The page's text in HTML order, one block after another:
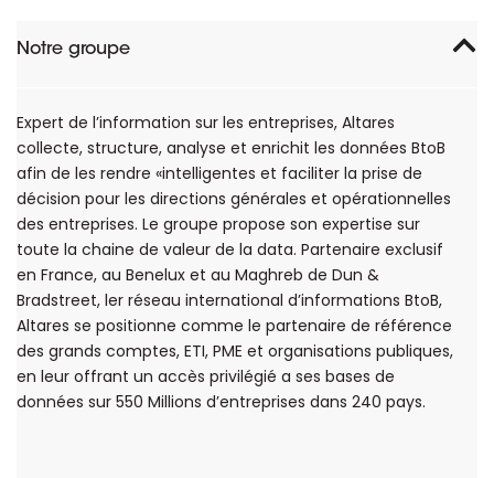
Notre groupe
Expert de l’information sur les entreprises, Altares
collecte, structure, analyse et enrichit les données BtoB
afin de les rendre «intelligentes et faciliter la prise de
décision pour les directions générales et opérationnelles
des entreprises. Le groupe propose son expertise sur
toute la chaine de valeur de la data. Partenaire exclusif
en France, au Benelux et au Maghreb de Dun &
Bradstreet, ler réseau international d’informations BtoB,
Altares se positionne comme le partenaire de référence
des grands comptes, ETI, PME et organisations publiques,
en leur offrant un accès privilégié a ses bases de
données sur 550 Millions d’entreprises dans 240 pays.